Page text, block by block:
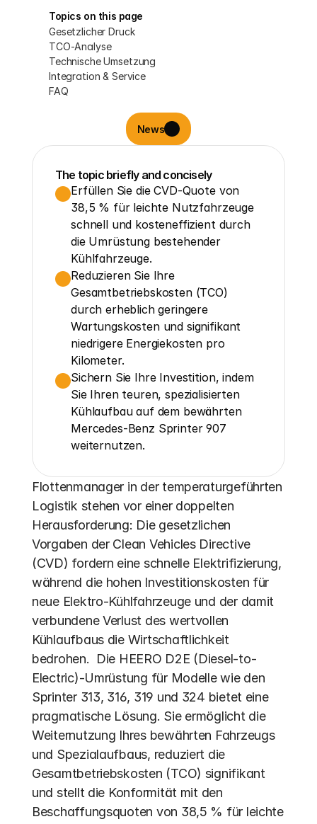
Topics on this page
Gesetzlicher Druck
TCO-Analyse
Technische Umsetzung
Integration & Service
FAQ
News
The topic briefly and concisely
Erfüllen Sie die CVD-Quote von
38,5 % für leichte Nutzfahrzeuge
schnell und kosteneffizient durch
die Umrüstung bestehender
Kühlfahrzeuge.
Reduzieren Sie Ihre
Gesamtbetriebskosten (TCO)
durch erheblich geringere
Wartungskosten und signifikant
niedrigere Energiekosten pro
Kilometer.
Sichern Sie Ihre Investition, indem
Sie Ihren teuren, spezialisierten
Kühlaufbau auf dem bewährten
Mercedes-Benz Sprinter 907
weiternutzen.
Flottenmanager in der temperaturgeführten
Logistik stehen vor einer doppelten
Herausforderung: Die gesetzlichen
Vorgaben der Clean Vehicles Directive
(CVD) fordern eine schnelle Elektrifizierung,
während die hohen Investitionskosten für
neue Elektro-Kühlfahrzeuge und der damit
verbundene Verlust des wertvollen
Kühlaufbaus die Wirtschaftlichkeit
bedrohen.  Die HEERO D2E (Diesel-to-
Electric)-Umrüstung für Modelle wie den
Sprinter 313, 316, 319 und 324 bietet eine
pragmatische Lösung. Sie ermöglicht die
Weiternutzung Ihres bewährten Fahrzeugs
und Spezialaufbaus, reduziert die
Gesamtbetriebskosten (TCO) signifikant
und stellt die Konformität mit den
Beschaffungsquoten von 38,5 % für leichte